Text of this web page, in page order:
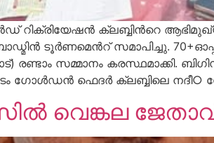
ക്ലബ്ബിൻറെ
ടൂർണമെൻറ് സമാപിച്ചു.
സമ്മാനം കരസ്ഥമാക്കി.
ഗോൾഡൻ ഫെദർ ക്ലബ്ബിലെ നദീ○
വെങ്കല